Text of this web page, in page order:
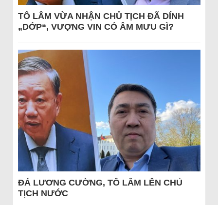
TÔ LÂM VỪA NHẬN CHỦ TỊCH ĐÃ DÍNH
„DỚP“, VƯỢNG VIN CÓ ÂM MƯU GÌ?
ĐÁ LƯƠNG CƯỜNG, TÔ LÂM LÊN CHỦ
TỊCH NƯỚC